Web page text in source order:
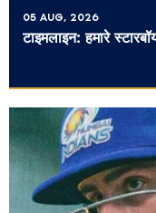
05 AUG, 2026
टाइमलाइन: हमारे